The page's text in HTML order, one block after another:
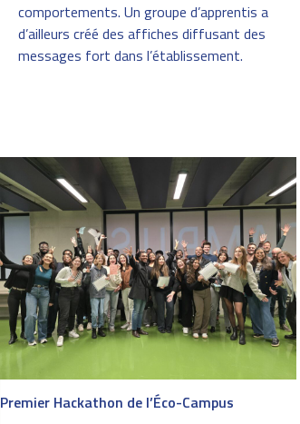
comportements. Un groupe d’apprentis a
d’ailleurs créé des affiches diffusant des
messages fort dans l’établissement.
Premier Hackathon de l’Éco-Campus